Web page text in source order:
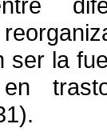
ser la